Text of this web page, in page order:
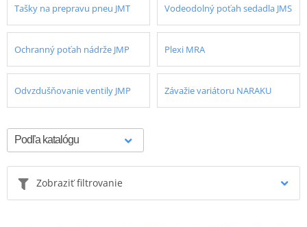
Tašky na prepravu pneu JMT Vodeodolný poťah sedadla JMS
Ochranný poťah nádrže JMP Plexi MRA
Odvzdušňovanie ventily JMP Závažie variátoru NARAKU
Zobraziť filtrovanie